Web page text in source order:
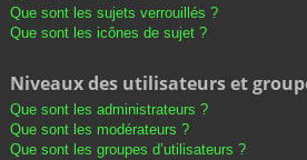
Que sont les sujets verrouillés ?
Que sont les icônes de sujet ?
Niveaux des utilisateurs et
Que sont les administrateurs ?
Que sont les modérateurs ?
Que sont les groupes d’utilisateurs ?